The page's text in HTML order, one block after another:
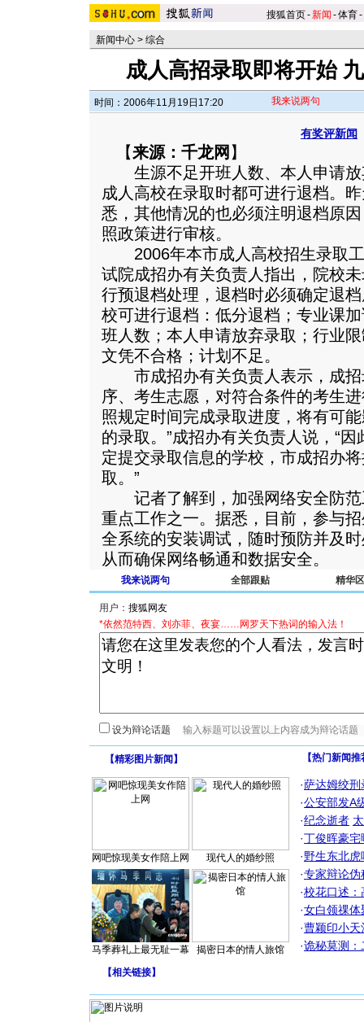
搜狐首页-新闻 -体育-
新闻中心 > 综合
成人高招录取即将开始
时间：2006年11月19日17:20 我来说两句
有奖评新闻
【来源：千龙网 】
生源不足开班人数、本人申请放
成人高校在录取时都可进行退档。
悉，其他情况的也必须注明退档原
照政策进行审核。
2006年本市成人高校招生录取工
试院成招办有关负责人指出，院校
行预退档处理，退档时必须确定退
校可进行退档：低分退档；专业课
班人数；本人申请放弃录取；行业
文凭不合格；计划不足。
市成招办有关负责人表示，成招
序、考生志愿，对符合条件的考生
照规定时间完成录取进度，将有可
的录取。”成招办有关负责人说，“
定提交录取信息的学校，市成招办
取。”
记者了解到，加强网络安全防范
重点工作之一。据悉，目前，参与
全系统的安装调试，随时预防并及
从而确保网络畅通和数据安全。
我来说两句 全部跟贴 精华区
用户：
*依然范特西、刘亦菲、夜宴……网罗天下热词的输入法！
设为辩论话题
【精彩图片新闻 】
网吧惊现美女作陪上网 现代人的婚纱照
马季葬礼上最无耻一幕 揭密日本的情人旅馆
【热门新闻
·萨达姆绞刑
·公安部发A
·纪念逝者
·丁俊晖豪
·野生东北
·专家辩论伪
·校花口述：
·女白领祼体
·曹颖印小天
·诡秘莫测：
【相关链接】